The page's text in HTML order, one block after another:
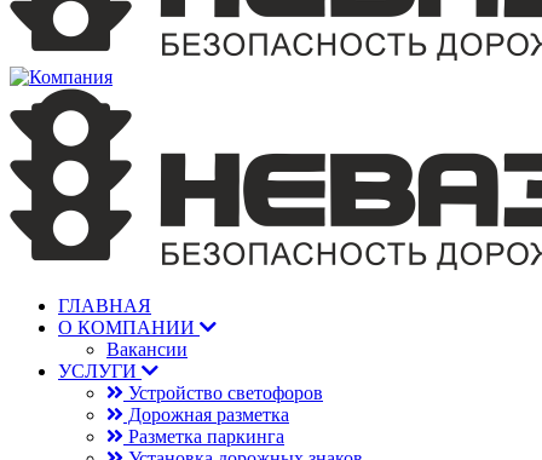
ГЛАВНАЯ
О КОМПАНИИ
Вакансии
УСЛУГИ
Устройство светофоров
Дорожная разметка
Разметка паркинга